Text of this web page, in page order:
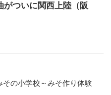
がついに関西上陸（阪
その小学校～みそ作り体験